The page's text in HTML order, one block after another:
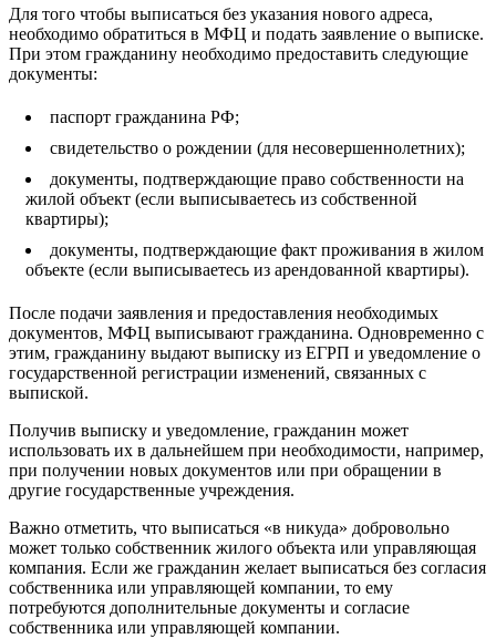
Для того чтобы выписаться без указания нового адреса,
необходимо обратиться в МФЦ и подать заявление о выписке.
При этом гражданину необходимо предоставить следующие
документы:
паспорт гражданина РФ;
свидетельство о рождении (для несовершеннолетних);
документы, подтверждающие право собственности на
жилой объект (если выписываетесь из собственной
квартиры);
документы, подтверждающие факт проживания в жилом
объекте (если выписываетесь из арендованной квартиры).
После подачи заявления и предоставления необходимых
документов, МФЦ выписывают гражданина. Одновременно с
этим, гражданину выдают выписку из ЕГРП и уведомление о
государственной регистрации изменений, связанных с
выпиской.
Получив выписку и уведомление, гражданин может
использовать их в дальнейшем при необходимости, например,
при получении новых документов или при обращении в
другие государственные учреждения.
Важно отметить, что выписаться «в никуда» добровольно
может только собственник жилого объекта или управляющая
компания. Если же гражданин желает выписаться без согласия
собственника или управляющей компании, то ему
потребуются дополнительные документы и согласие
собственника или управляющей компании.